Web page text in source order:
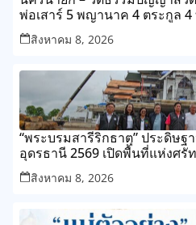
พ่อเสาร์ 5 พญานาค 4 ตระกูล 4
สิงหาคม 8, 2026
“พระบรมสารีริกธาตุ” ประดิษ
อุดรธานี 2569 เปิดพื้นที่แห่งศ
สวนระดับโลก
สิงหาคม 8, 2026